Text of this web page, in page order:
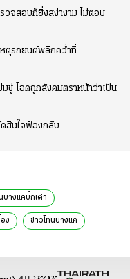
วจสอบก็ยิ่งสง่างาม ไม่ตอบ
หตุรถยนต์พลิกคว่ำที่
ขู่ โอดถูกสังคมตราหน้าว่าเป็น
ดสินใจฟ้องกลับ
บางแคบิ๊กเต่า
ง ข่าวโทนบางแค